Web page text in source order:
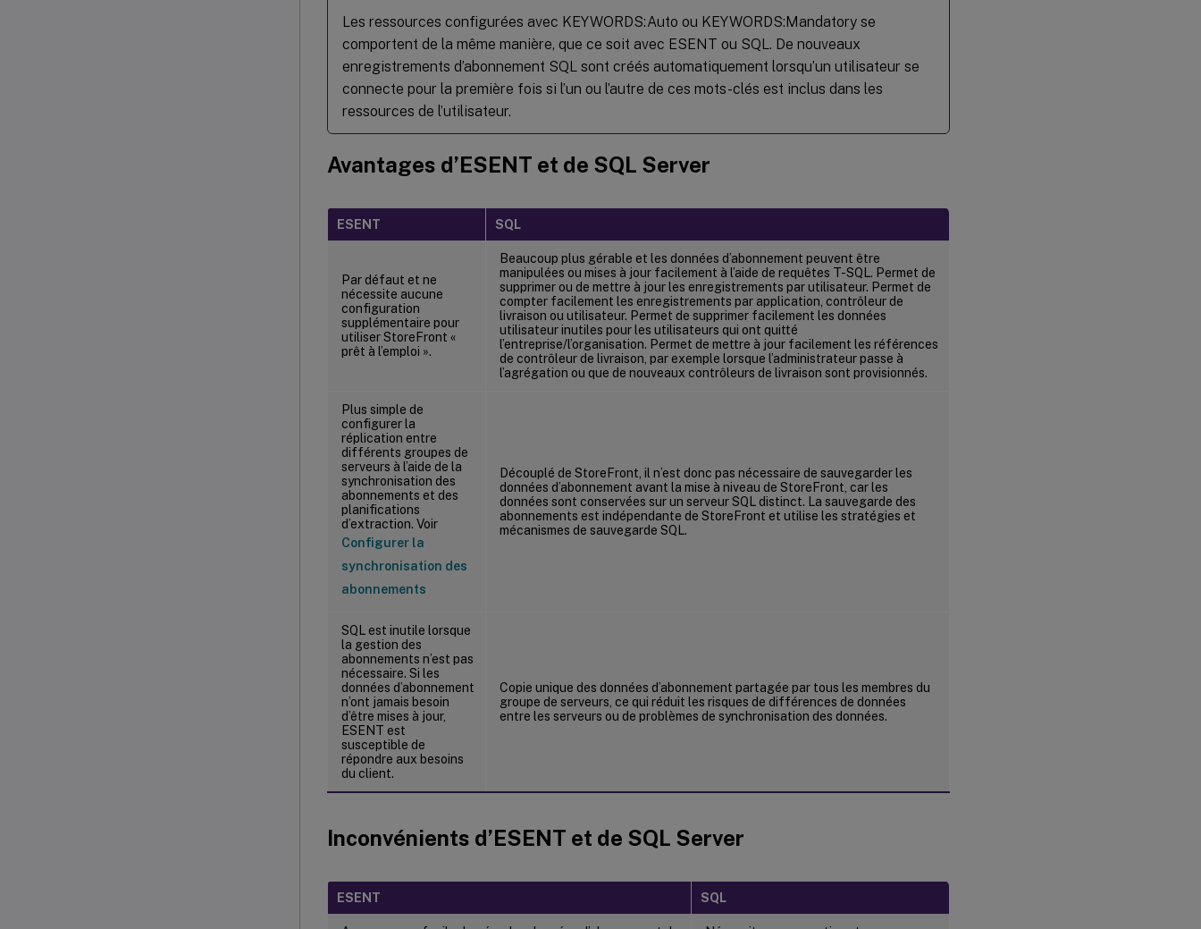
Les ressources configurées avec KEYWORDS:Auto ou KEYWORDS:Mandatory se
comportent de la même manière, que ce soit avec ESENT ou SQL. De nouveaux
enregistrements d’abonnement SQL sont créés automatiquement lorsqu’un utilisateur se
connecte pour la première fois si l’un ou l’autre de ces mots-clés est inclus dans les
ressources de l’utilisateur.
Avantages d’ESENT et de SQL Server
ESENT SQL
Par défaut et ne
nécessite aucune
configuration
supplémentaire pour
utiliser StoreFront «
prêt à l’emploi ».
Beaucoup plus gérable et les données d’abonnement peuvent être
manipulées ou mises à jour facilement à l’aide de requêtes T-SQL. Permet de
supprimer ou de mettre à jour les enregistrements par utilisateur. Permet de
compter facilement les enregistrements par application, contrôleur de
livraison ou utilisateur. Permet de supprimer facilement les données
utilisateur inutiles pour les utilisateurs qui ont quitté
l’entreprise/l’organisation. Permet de mettre à jour facilement les références
de contrôleur de livraison, par exemple lorsque l’administrateur passe à
l’agrégation ou que de nouveaux contrôleurs de livraison sont provisionnés.
Plus simple de
configurer la
réplication entre
différents groupes de
serveurs à l’aide de la
synchronisation des
abonnements et des
planifications
d’extraction. Voir
Configurer la
synchronisation des
abonnements
Découplé de StoreFront, il n’est donc pas nécessaire de sauvegarder les
données d’abonnement avant la mise à niveau de StoreFront, car les
données sont conservées sur un serveur SQL distinct. La sauvegarde des
abonnements est indépendante de StoreFront et utilise les stratégies et
mécanismes de sauvegarde SQL.
SQL est inutile lorsque
la gestion des
abonnements n’est pas
nécessaire. Si les
données d’abonnement
n’ont jamais besoin
d’être mises à jour,
ESENT est
susceptible de
répondre aux besoins
du client.
Copie unique des données d’abonnement partagée par tous les membres du
groupe de serveurs, ce qui réduit les risques de différences de données
entre les serveurs ou de problèmes de synchronisation des données.
Inconvénients d’ESENT et de SQL Server
ESENT SQL